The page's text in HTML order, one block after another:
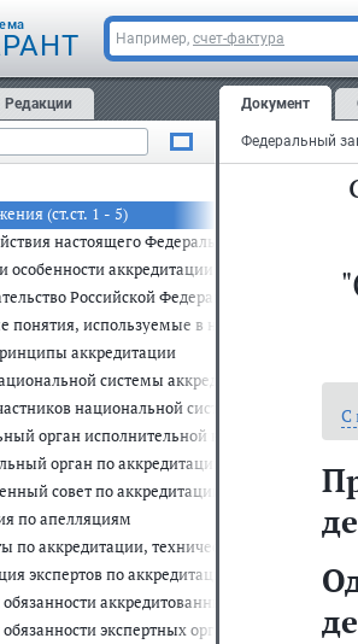
Например, счет-фактура
Редакции
(ст.ст. 1 - 5)
настоящего Федерального закона
особенности аккредитации в отдельных
Российской Федерации об
понятия, используемые в настоящем
аккредитации
системы аккредитации (ст.ст. 6 -
национальной системы аккредитации
орган исполнительной власти,
орган по аккредитации
совет по аккредитации
по апелляциям
по аккредитации, технические эксперты
экспертов по аккредитации, включение
аккредитованных лиц
экспертных организаций
Документ
С